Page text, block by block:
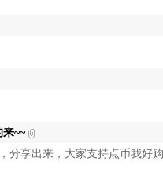
~~
分享出来，大家支持点币我好